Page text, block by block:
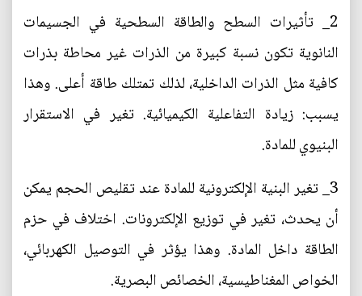
2_ تأثيرات السطح والطاقة السطحية في الجسيمات
النانوية تكون نسبة كبيرة من الذرات غير محاطة بذرات
كافية مثل الذرات الداخلية، لذلك تمتلك طاقة أعلى. وهذا
يسبب: زيادة التفاعلية الكيميائية. تغير في الاستقرار
البنيوي للمادة.
3_ تغير البنية الإلكترونية للمادة عند تقليص الحجم يمكن
أن يحدث، تغير في توزيع الإلكترونات. اختلاف في حزم
الطاقة داخل المادة. وهذا يؤثر في التوصيل الكهربائي،
الخواص المغناطيسية، الخصائص البصرية.